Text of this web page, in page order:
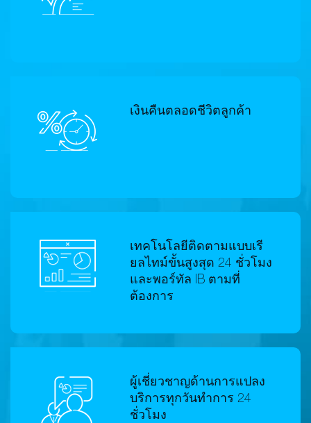
เงินคืนตลอดชีวิตลูกค้า
เทคโนโลยีติดตามแบบเรี
ยลไทม์ขั้นสูงสุด 24 ชั่วโมง
และพอร์ทัล IB ตามที่
ต้องการ
ผู้เชี่ยวชาญด้านการแปลง
บริการทุกวันทำการ 24
ชั่วโมง